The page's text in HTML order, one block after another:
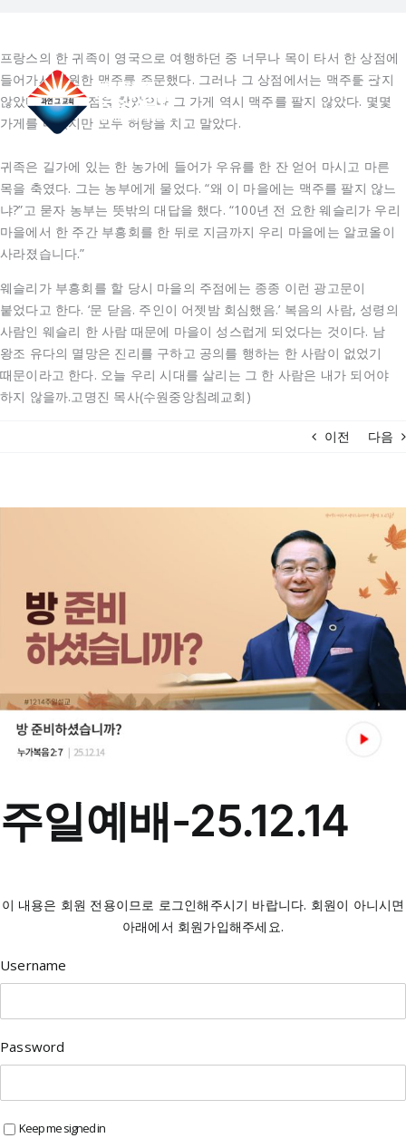
츠
로
건
너
기
프랑스의 한 귀족이 영국으로 여행하던 중 너무나 목이 타서 한 상점에
들어가서 시원한 맥주를 주문했다. 그러나 그 상점에서는 맥주를 팔지
않았다. 다른 상점을 찾았으나 그 가게 역시 맥주를 팔지 않았다. 몇몇
가게를 다녔지만 모두 허탕을 치고 말았다.
귀족은 길가에 있는 한 농가에 들어가 우유를 한 잔 얻어 마시고 마른
목을 축였다. 그는 농부에게 물었다. “왜 이 마을에는 맥주를 팔지 않느
냐?”고 묻자 농부는 뜻밖의 대답을 했다. “100년 전 요한 웨슬리가 우리
마을에서 한 주간 부흥회를 한 뒤로 지금까지 우리 마을에는 알코올이
사라졌습니다.”
웨슬리가 부흥회를 할 당시 마을의 주점에는 종종 이런 광고문이
붙었다고 한다. ‘문 닫음. 주인이 어젯밤 회심했음.’ 복음의 사람, 성령의
사람인 웨슬리 한 사람 때문에 마을이 성스럽게 되었다는 것이다. 남
왕조 유다의 멸망은 진리를 구하고 공의를 행하는 한 사람이 없었기
때문이라고 한다. 오늘 우리 시대를 살리는 그 한 사람은 내가 되어야
하지 않을까.고명진 목사(수원중앙침례교회)
이전 다음
주일예배-25.12.14
이 내용은 회원 전용이므로 로그인해주시기 바랍니다. 회원이 아니시면
아래에서 회원가입해주세요.
Username
Password
Keep me signed in